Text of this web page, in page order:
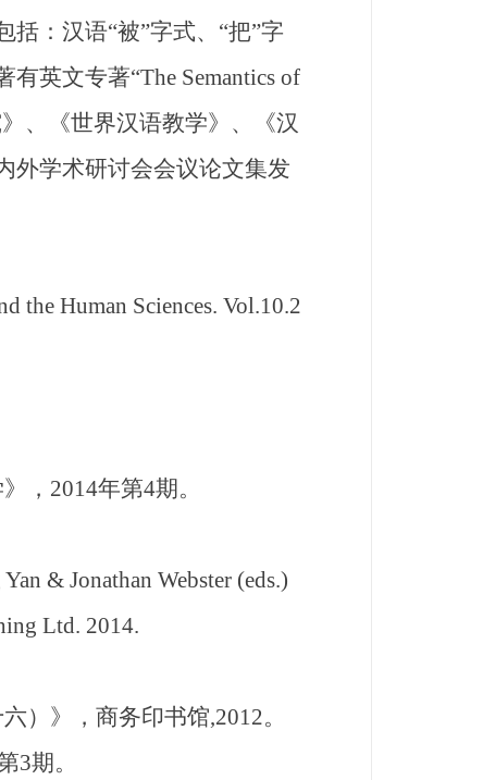
：汉语“被”字式、“把”字
英文专著“The Semantics of
、《世界汉语教学》、《汉
外学术研讨会会议论文集发
the Human Sciences. Vol.10.2
，2014年第4期。
& Jonathan Webster (eds.)
Ltd. 2014.
》，商务印书馆,2012。
3期。